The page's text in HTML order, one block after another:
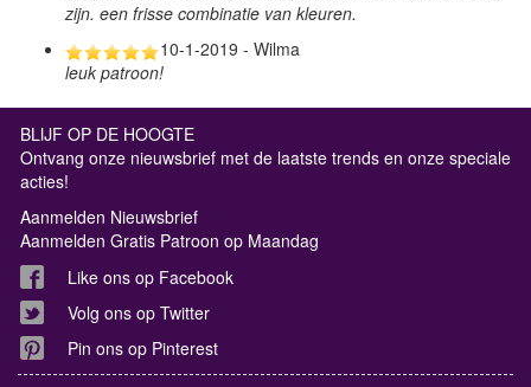
zijn. een frisse combinatie van kleuren.
10-1-2019 - Wilma
leuk patroon!
BLIJF OP DE HOOGTE
Ontvang onze nieuwsbrief met de laatste trends en onze speciale
acties!
Aanmelden Nieuwsbrief
Aanmelden Gratis Patroon op Maandag
Like ons op Facebook
Volg ons op Twitter
Pin ons op Pinterest